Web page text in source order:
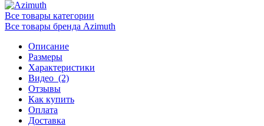
Все товары категории
Все товары бренда Azimuth
Описание
Размеры
Характеристики
Видео (2)
Отзывы
Как купить
Оплата
Доставка